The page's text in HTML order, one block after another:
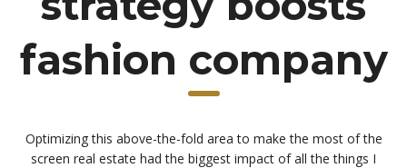
fashion company
Optimizing this above-the-fold area to make the most of the
screen real estate had the biggest impact of all the things I